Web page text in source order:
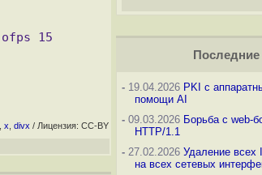
x divx / Лицензия: CC-BY
Последние
-19.04.2026 PKI с
помощи AI
-09.03.2026 Борьба с web-
HTTP/1.1
-27.02.2026 Удаление всех
на всех сетевых